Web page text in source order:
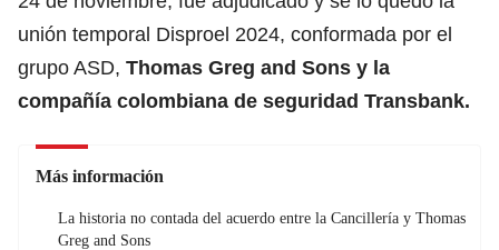
unión temporal Disproel 2024, conformada por el
grupo ASD, Thomas Greg and Sons y la
compañía colombiana de seguridad Transbank.
Más información
La historia no contada del acuerdo entre la Cancillería y Thomas
Greg and Sons